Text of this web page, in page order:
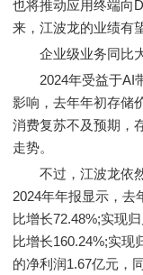
也将推动应用终端向
来，江波龙的业绩有
企业级业务同比
2024年受益于AI带
影响，去年年初存储
消费复苏不及预期，
走势。
不过，江波龙依然
2024年年报显示，去
比增长72.48%;实现
比增长160.24%;实现
的净利润1.67亿元，